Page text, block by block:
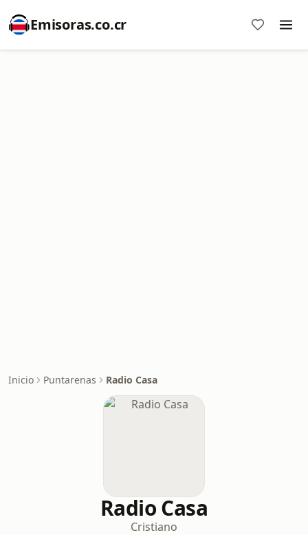
Emisoras.co.cr
Inicio Puntarenas Radio Casa
Radio Casa
Cristiano